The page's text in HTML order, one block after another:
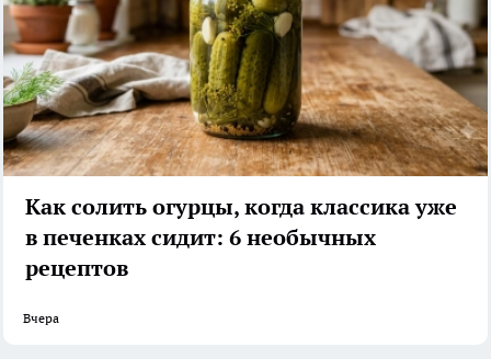
Как солить огурцы, когда классика уже
в печенках сидит: 6 необычных
рецептов
Вчера